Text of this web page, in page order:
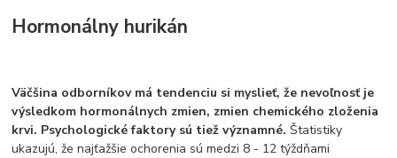
Hormonálny hurikán
Väčšina odborníkov má tendenciu si myslieť, že nevoľnosť je
výsledkom hormonálnych zmien, zmien chemického zloženia
krvi. Psychologické faktory sú tiež významné.Štatistiky
ukazujú, že najťažšie ochorenia sú medzi 8 - 12 týždňami